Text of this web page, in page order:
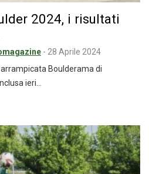
2024, i risultati
- 28 Aprile 2024
arrampicata Boulderama di
ieri…